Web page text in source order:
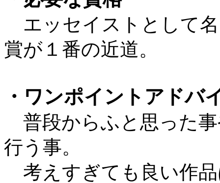
エッセイストとして
賞が１番の近道。
・ワンポイントアドバ
普段からふと思った
行う事。
考えすぎても良い作